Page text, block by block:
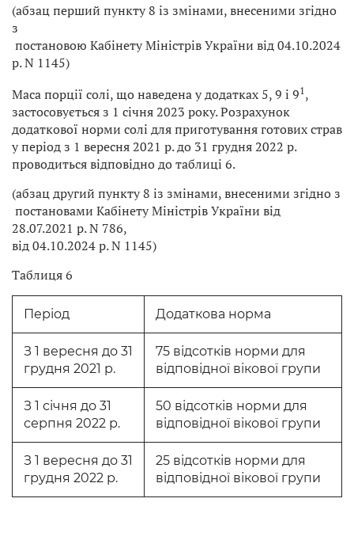
(абзац перший пункту 8 із змінами, внесеними згідно
з
постановою Кабінету Міністрів України від 04.10.2024
р. N 1145)
Маса порції солі, що наведена у додатках 5, 9 і 91,
застосовується з 1 січня 2023 року. Розрахунок
додаткової норми солі для приготування готових страв
у період з 1 вересня 2021 р. до 31 грудня 2022 р.
проводиться відповідно до таблиці 6.
(абзац другий пункту 8 із змінами, внесеними згідно з
постановами Кабінету Міністрів України від
28.07.2021 р. N 786,
від 04.10.2024 р. N 1145)
Таблиця 6
Період Додаткова норма
З 1 вересня до 31
грудня 2021 р.
75 відсотків норми для
відповідної вікової групи
З 1 січня до 31
серпня 2022 р.
50 відсотків норми для
відповідної вікової групи
З 1 вересня до 31
грудня 2022 р.
25 відсотків норми для
відповідної вікової групи